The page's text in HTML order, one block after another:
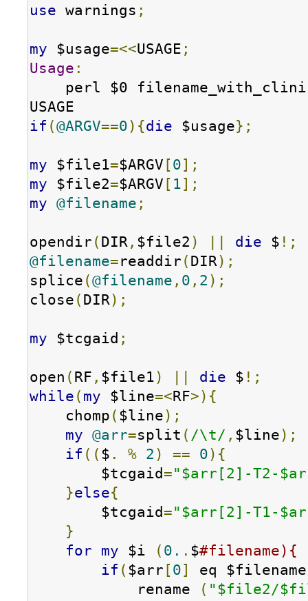
use warnings ;
my $usage=<<USAGE ;
Usage :
perl $0
if (@ARGV==0){die $usage};
my $file1=$ARGV [0];
my $file2=$ARGV [ 1];
my @filename ;
opendir ( DIR , $file2 ) die $ !;
@filename=readdir ( DIR);
splice (@filename , 0 , 2 );
close ( DIR);
my $tcgaid ;
open ( RF , $file1) die $ !;
while ( my $line=<RF>){
    chomp
( $line);
my @arr=split ( /\t/ , $line);
if (( $ . % 2 ) == 0){
        $tcgaid
="$arr[2]-T2-
}else{
        $tcgaid
="$arr[2]-T1-
}
for
my $i ( 0. . $#filename){
if ( $arr [0] eq $filename
            rename
( "$file2/